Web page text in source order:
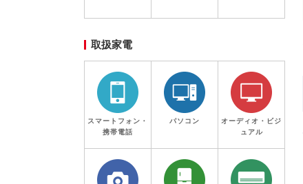
取扱家電
スマートフォン・
携帯電話
パソコン
オーディオ・ビジ
ュアル